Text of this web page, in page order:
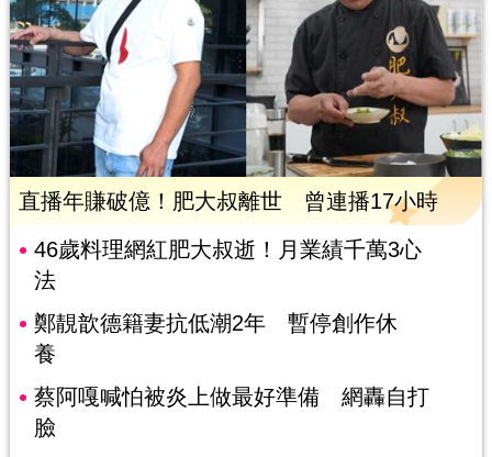
直播年賺破億！肥大叔離世 曾連播17小時
46歲料理網紅肥大叔逝！月業績千萬3心
法
鄭靚歆德籍妻抗低潮2年 暫停創作休
養
蔡阿嘎喊怕被炎上做最好準備 網轟自打
臉